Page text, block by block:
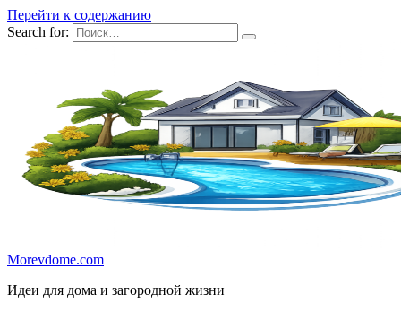
Перейти к содержанию
Search for:
Morevdome.com
Идеи для дома и загородной жизни